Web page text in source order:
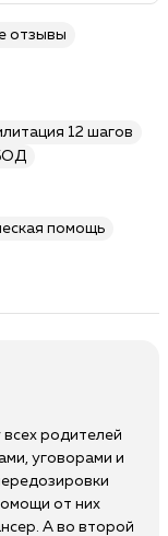
отзывы
12 шагов
помощь
всех родителей
уговорами и
от них
А во второй